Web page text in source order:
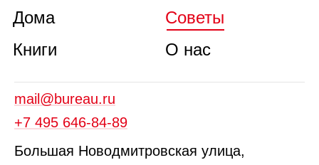
Дома
Книги
Советы
О нас
mail@bureau.ru
+7 495 646‑84‑89
Большая Новодмитровская улица,